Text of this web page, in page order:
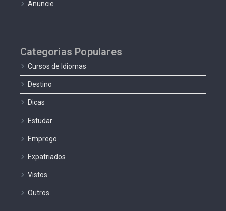
Anuncie
Categorias Populares
Cursos de Idiomas
Destino
Dicas
Estudar
Emprego
Expatriados
Vistos
Outros